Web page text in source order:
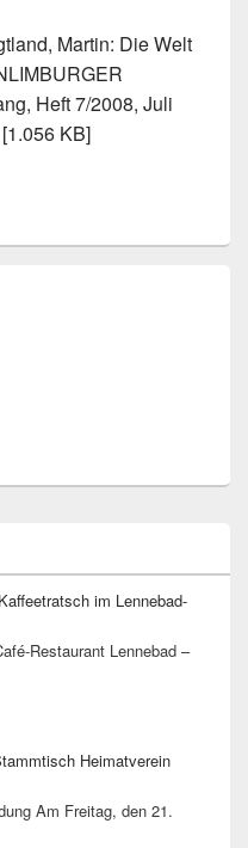
Martin: Die Welt
Heft 7/2008, Juli
KB]
im Lennebad-
Restaurant Lennebad –
Heimatverein
Am Freitag, den 21.